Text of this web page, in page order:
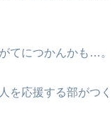
てにつかんかも…。
を応援する部がつ